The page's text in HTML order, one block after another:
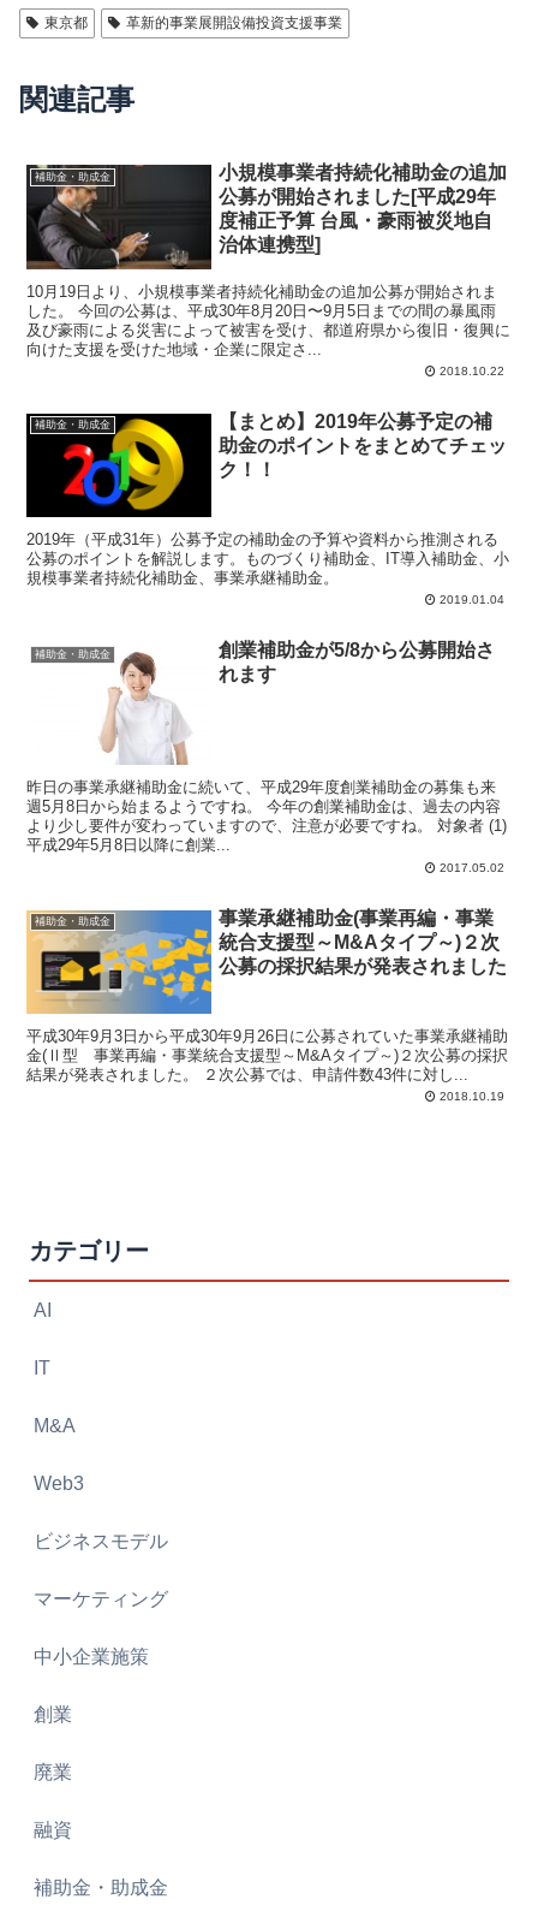
東京都 革新的事業展開設備投資支援事業
関連記事
補助金・助成金
小規模事業者持続化補助金の追加
公募が開始されました[平成29年
度補正予算 台風・豪雨被災地自
治体連携型]
10月19日より、小規模事業者持続化補助金の追加公募が開始されま
した。 今回の公募は、平成30年8月20日〜9月5日までの間の暴風雨
及び豪雨による災害によって被害を受け、都道府県から復旧・復興に
向けた支援を受けた地域・企業に限定さ...
2018.10.22
補助金・助成金
【まとめ】2019年公募予定の補
助金のポイントをまとめてチェッ
ク！！
2019年（平成31年）公募予定の補助金の予算や資料から推測される
公募のポイントを解説します。ものづくり補助金、IT導入補助金、小
規模事業者持続化補助金、事業承継補助金。
2019.01.04
補助金・助成金
創業補助金が5/8から公募開始さ
れます
昨日の事業承継補助金に続いて、平成29年度創業補助金の募集も来
週5月8日から始まるようですね。 今年の創業補助金は、過去の内容
より少し要件が変わっていますので、注意が必要ですね。 対象者 (1)
平成29年5月8日以降に創業...
2017.05.02
補助金・助成金
事業承継補助金(事業再編・事業
統合支援型～M&Aタイプ～)２次
公募の採択結果が発表されました
平成30年9月3日から平成30年9月26日に公募されていた事業承継補助
金(Ⅱ型 事業再編・事業統合支援型～M&Aタイプ～)２次公募の採択
結果が発表されました。 ２次公募では、申請件数43件に対し...
2018.10.19
カテゴリー
AI
IT
M&A
Web3
ビジネスモデル
マーケティング
中小企業施策
創業
廃業
融資
補助金・助成金